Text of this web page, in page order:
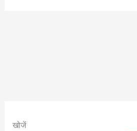
खोजें